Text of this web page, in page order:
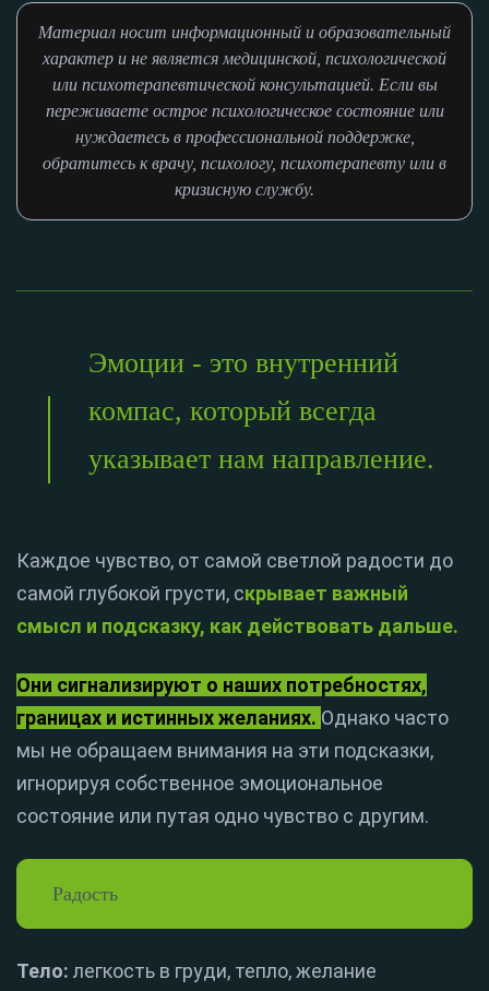
Материал носит информационный и образовательный
характер и не является медицинской, психологической
или психотерапевтической консультацией. Если вы
переживаете острое психологическое состояние или
нуждаетесь в профессиональной поддержке,
обратитесь к врачу, психологу, психотерапевту или в
кризисную службу.
Эмоции - это внутренний
компас, который всегда
указывает нам направление.
Каждое чувство, от самой светлой радости до
самой глубокой грусти, скрывает важный
смысл и подсказку, как действовать дальше.
Они сигнализируют о наших потребностях,
границах и истинных желаниях. Однако часто
мы не обращаем внимания на эти подсказки,
игнорируя собственное эмоциональное
состояние или путая одно чувство с другим.
Радость
Тело: легкость в груди, тепло, желание